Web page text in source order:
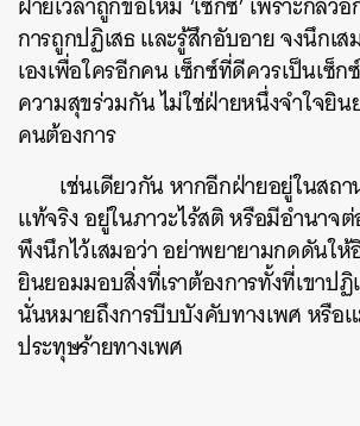
การถูกปฏิเสธ และรู้สึกอับอาย จงนึกเ
เองเพื่อใครอีกคน เซ็กซ์ที่ดีควรเป็นเซ็
ความสุขร่วมกัน ไม่ใช่ฝ่ายหนึ่งจำใจยิน
คนต้องการ
เช่นเดียวกัน หากอีกฝ่ายอยู่ในสถ
แท้จริง อยู่ในภาวะไร้สติ หรือมีอำนาจ
พึงนึกไว้เสมอว่า อย่าพยายามกดดันใ
ยินยอมมอบสิ่งที่เราต้องการทั้งที่เขาปฏิ
นั่นหมายถึงการบีบบังคับทางเพศ หรือ
ประทุษร้ายทางเพศ
ค้นหา
SHARE TWEET LINE